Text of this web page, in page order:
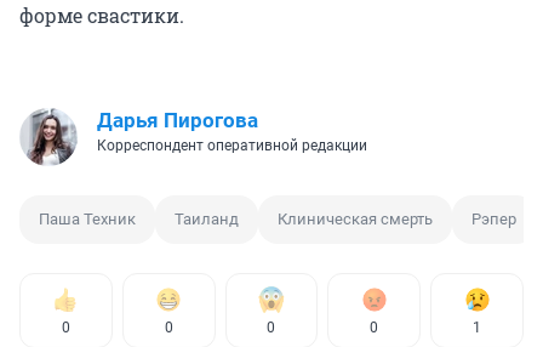
форме свастики.
Дарья Пирогова
Корреспондент оперативной редакции
Паша Техник Таиланд Клиническая смерть Рэпер
0 0 0 0 1